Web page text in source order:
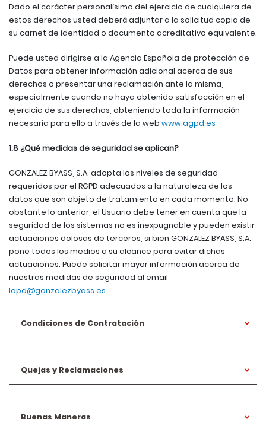
Dado el carácter personalísimo del ejercicio de cualquiera de
estos derechos usted deberá adjuntar a la solicitud copia de
su carnet de identidad o documento acreditativo equivalente.
Puede usted dirigirse a la Agencia Española de protección de
Datos para obtener información adicional acerca de sus
derechos o presentar una reclamación ante la misma,
especialmente cuando no haya obtenido satisfacción en el
ejercicio de sus derechos, obteniendo toda la información
necesaria para ello a través de la web www.agpd.es
1.8 ¿Qué medidas de seguridad se aplican?
GONZALEZ BYASS, S.A. adopta los niveles de seguridad
requeridos por el RGPD adecuados a la naturaleza de los
datos que son objeto de tratamiento en cada momento. No
obstante lo anterior, el Usuario debe tener en cuenta que la
seguridad de los sistemas no es inexpugnable y pueden existir
actuaciones dolosas de terceros, si bien GONZALEZ BYASS, S.A.
pone todos los medios a su alcance para evitar dichas
actuaciones. Puede solicitar mayor información acerca de
nuestras medidas de seguridad al email
lopd@gonzalezbyass.es.
Condiciones de Contratación
Quejas y Reclamaciones
Buenas Maneras